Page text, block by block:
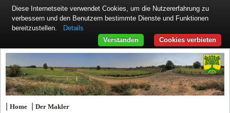
|Home |Der Makler
Diese Internetseite verwendet Cookies, um die Nutzererfahrung zu
verbessern und den Benutzern bestimmte Dienste und Funktionen
bereitzustellen.
Details
Cookies verbieten
Verstanden